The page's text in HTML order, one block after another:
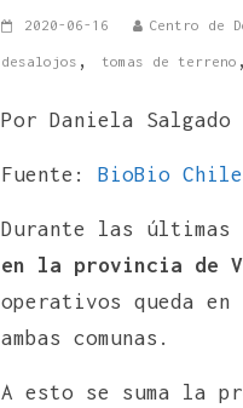
2020-06-16 Centro de
desalojos , tomas de terreno
Por Daniela Salgado
Fuente: BioBio
Durante las últimas
en la provincia de
operativos queda en
ambas comunas.
A esto se suma la